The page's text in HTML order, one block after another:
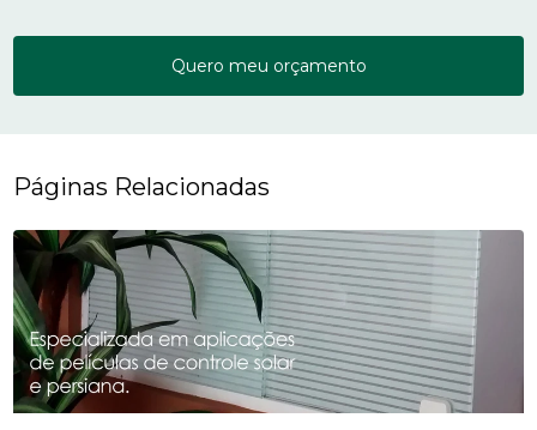
Quero meu orçamento
Páginas Relacionadas